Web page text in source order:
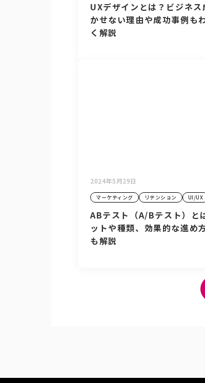
UXデザインとは？ビジネス
かせない理由や成功事例も
く解説
2024年5月29日
マーケティング リテンション UI/UX
ABテスト（A/Bテスト）
ットや種類、効果的な進め
も解説